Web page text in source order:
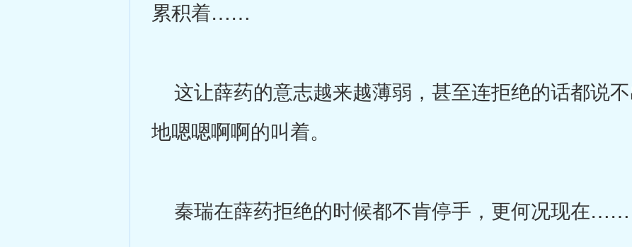
累积着……
这让薛药的意志越来越薄弱，甚至连拒绝的话都说
地嗯嗯啊啊的叫着。
秦瑞在薛药拒绝的时候都不肯停手，更何况现在……